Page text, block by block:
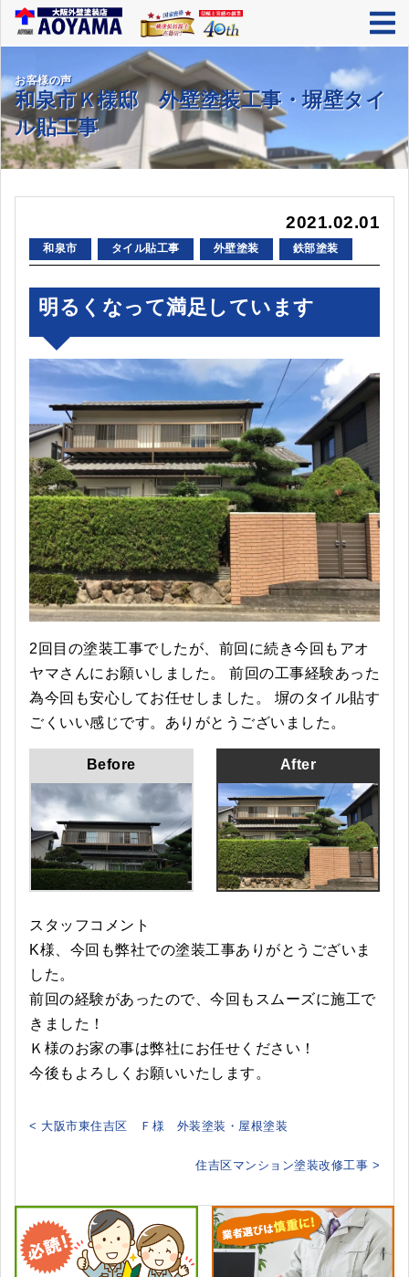
お客様の声
和泉市Ｋ様邸 外壁塗装工事・塀壁タイ
ル貼工事
2021.02.01
和泉市 タイル貼工事 外壁塗装 鉄部塗装
明るくなって満足しています
2回目の塗装工事でしたが、前回に続き今回もアオ
ヤマさんにお願いしました。 前回の工事経験あった
為今回も安心してお任せしました。 塀のタイル貼す
ごくいい感じです。ありがとうございました。
Before After
スタッフコメント
K様、今回も弊社での塗装工事ありがとうございま
した。
前回の経験があったので、今回もスムーズに施工で
きました！
Ｋ様のお家の事は弊社にお任せください！
今後もよろしくお願いいたします。
< 大阪市東住吉区 Ｆ様 外装塗装・屋根塗装
住吉区マンション塗装改修工事 >